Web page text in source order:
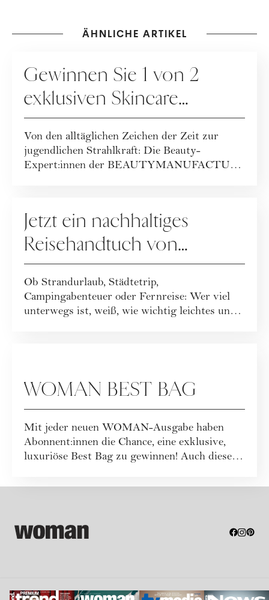
ÄHNLICHE ARTIKEL
Gewinnen Sie 1 von 2
exklusiven Skincare
Packages der
BEAUTYMANUFACTUR!
Von den alltäglichen Zeichen der Zeit zur
jugendlichen Strahlkraft: Die Beauty-
Expert:innen der BEAUTYMANUFACTUR
Jetzt ein nachhaltiges
Reisehandtuch von
Buvanha gewinnen
Ob Strandurlaub, Städtetrip,
Campingabenteuer oder Fernreise: Wer viel
unterwegs ist, weiß, wie wichtig leichtes und
WOMAN BEST BAG
Mit jeder neuen WOMAN-Ausgabe haben
Abonnent:innen die Chance, eine exklusive,
luxuriöse Best Bag zu gewinnen! Auch dieses